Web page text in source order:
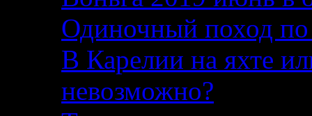
Одиночный поход
В Карелии на яхте
невозможно?